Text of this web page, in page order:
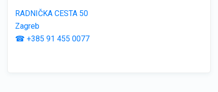
RADNIČKA CESTA 50
Zagreb
☎ +385 91 455 0077